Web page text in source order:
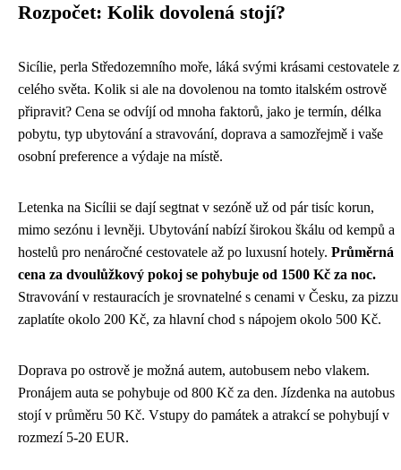
Rozpočet: Kolik dovolená stojí?
Sicílie, perla Středozemního moře, láká svými krásami cestovatele z
celého světa. Kolik si ale na dovolenou na tomto italském ostrově
připravit? Cena se odvíjí od mnoha faktorů, jako je termín, délka
pobytu, typ ubytování a stravování, doprava a samozřejmě i vaše
osobní preference a výdaje na místě.
Letenka na Sicílii se dají segtnat v sezóně už od pár tisíc korun,
mimo sezónu i levněji. Ubytování nabízí širokou škálu od kempů a
hostelů pro nenáročné cestovatele až po luxusní hotely. Průměrná
cena za dvoulůžkový pokoj se pohybuje od 1500 Kč za noc.
Stravování v restauracích je srovnatelné s cenami v Česku, za pizzu
zaplatíte okolo 200 Kč, za hlavní chod s nápojem okolo 500 Kč.
Doprava po ostrově je možná autem, autobusem nebo vlakem.
Pronájem auta se pohybuje od 800 Kč za den. Jízdenka na autobus
stojí v průměru 50 Kč. Vstupy do památek a atrakcí se pohybují v
rozmezí 5-20 EUR.